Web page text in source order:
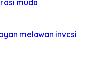
muda
melawan invasi